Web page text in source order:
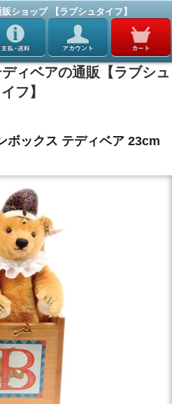
ショップ 【ラブシュタイフ】
ボックス テディベア 23cm